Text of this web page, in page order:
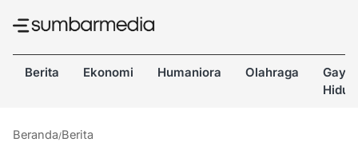
Berita Ekonomi Humaniora Olahraga
Gaya
Hidup
Beranda/Berita